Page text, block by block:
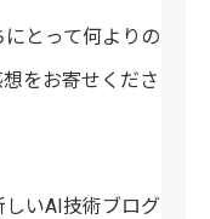
とって何よりの
をお寄せくださ
いAI技術ブログ